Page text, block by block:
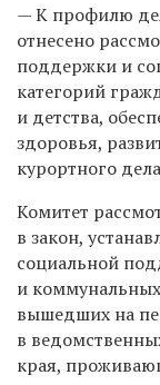
— К профилю
отнесено
поддержки и
категорий
и детства,
здоровья,
курортного
Комитет
в закон,
социальной
и
вышедших на
в
края,